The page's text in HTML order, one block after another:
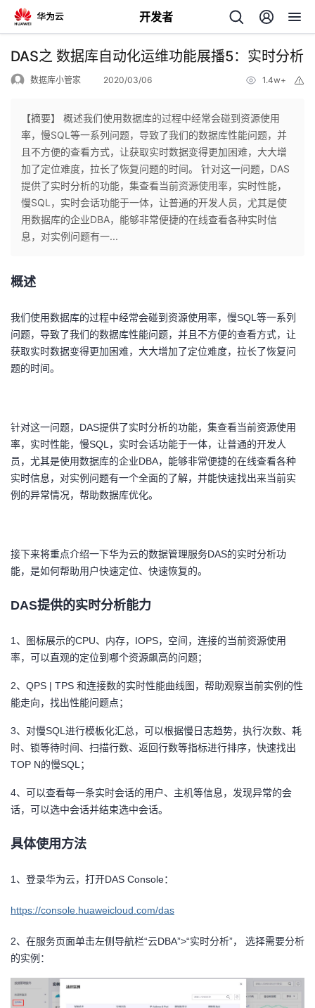
开发者
返
个
人
主
页
我
的
者
我
博
客
的
论
我
的
我
播
活
动
的
关
注
我
的
开
发
学
堂
的
课
我
的
证
我
实
验
的
收
我
的
Programs
我
的
持
的
技
术
支
持
我
的
云
声
建
议
DAS之 数据库自动化运维功能展播5：实时分析
数据库小管家 2020/03/06 1.4w+
【摘要】 概述我们使用数据库的过程中经常会碰到资源使用
率，慢SQL等一系列问题，导致了我们的数据库性能问题，并
且不方便的查看方式，让获取实时数据变得更加困难，大大增
加了定位难度，拉长了恢复问题的时间。 针对这一问题，DAS
提供了实时分析的功能，集查看当前资源使用率，实时性能，
慢SQL，实时会话功能于一体，让普通的开发人员，尤其是使
用数据库的企业DBA，能够非常便捷的在线查看各种实时信
息，对实例问题有一...
概述
我们使用数据库的过程中经常会碰到资源使用率，慢SQL等一系列
问题，导致了我们的数据库性能问题，并且不方便的查看方式，让
获取实时数据变得更加困难，大大增加了定位难度，拉长了恢复问
题的时间。
针对这一问题，DAS提供了实时分析的功能，集查看当前资源使用
率，实时性能，慢SQL，实时会话功能于一体，让普通的开发人
员，尤其是使用数据库的企业DBA，能够非常便捷的在线查看各种
实时信息，对实例问题有一个全面的了解，并能快速找出来当前实
例的异常情况，帮助数据库优化。
接下来将重点介绍一下华为云的数据管理服务DAS的实时分析功
能，是如何帮助用户快速定位、快速恢复的。
DAS提供的实时分析能力
1、图标展示的CPU、内存，IOPS，空间，连接的当前资源使用
率，可以直观的定位到哪个资源飙高的问题；
2、QPS | TPS 和连接数的实时性能曲线图，帮助观察当前实例的性
能走向，找出性能问题点；
3、对慢SQL进行模板化汇总，可以根据慢日志趋势，执行次数、耗
时、锁等待时间、扫描行数、返回行数等指标进行排序，快速找出
TOP N的慢SQL；
4、可以查看每一条实时会话的用户、主机等信息，发现异常的会
话，可以选中会话并结束选中会话。
具体使用方法
1、登录华为云，打开DAS Console：
https://console.huaweicloud.com/das
2、在服务页面单击左侧导航栏“云DBA”>“实时分析”， 选择需要分析
的实例：